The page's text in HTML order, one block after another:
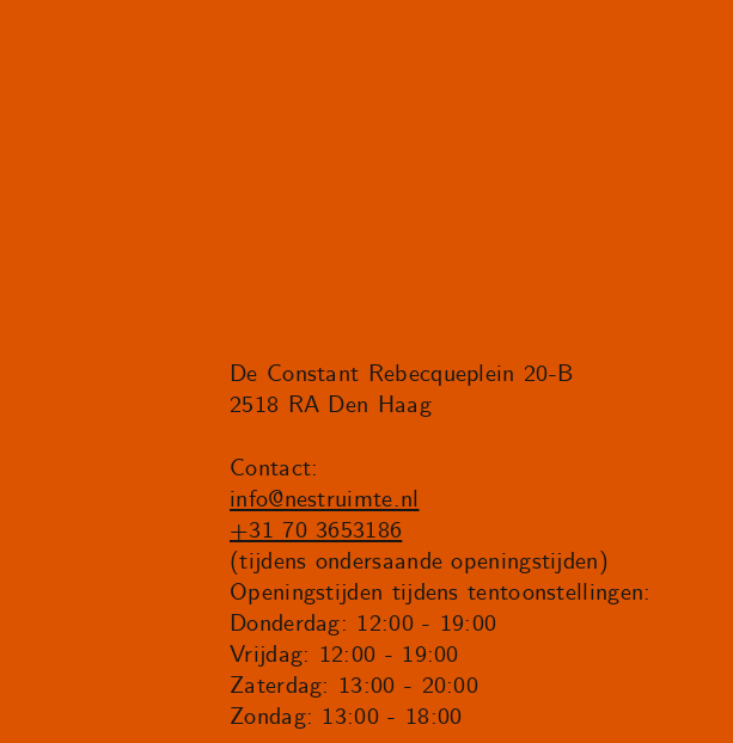
De Constant Rebecqueplein 20-B
2518 RA Den Haag
Contact:
info@nestruimte.nl
+31 70 3653186
(tijdens ondersaande openingstijden)
Openingstijden tijdens tentoonstellingen:
Donderdag: 12:00 - 19:00
Vrijdag: 12:00 - 19:00
Zaterdag: 13:00 - 20:00
Zondag: 13:00 - 18:00